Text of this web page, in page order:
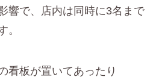
響で、店内は同時に3名まで
。
看板が置いてあったり